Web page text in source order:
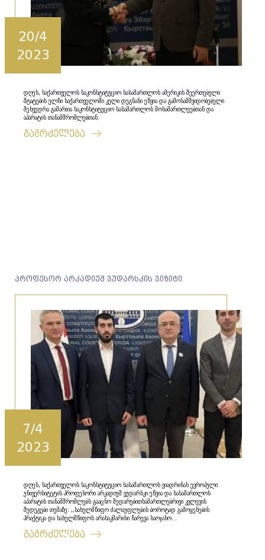
20/4
2023
დღეს, საქართველოს საკონსტიტუციო სასამართლოს ამერიკის შეერთებული
შტატების ელჩი საქართველოში კელი დეგნანი ეწვია და გამოსამშვიდობებელი
შეხვედრა გამართა საკონსტიტუციო სასამართლოს მოსამართლეებთან და
აპარატის თანამშრომლებთან.
გაგრძელება
პროფესორ არკადიუშ ვუდარსკის ვიზიტი
7/4
2023
დღეს, საქართველოს საკონსტიტუციო სასამართლოს ვიადრინას ევროპული
უნივერსიტეტის პროფესორი არკადიუშ ვუდარსკი ეწვია და სასამართლოს
აპარატის თანამშრომლებს გააცნო შედარებითსამართლებრივი კვლევის
შედეგები თემაზე: ,,სახელმწიფო ძალაუფლების ბოროტად გამოყენების
პრაქტიკა და სახელმწიფოს არასაკმარისი ჩარევა საოჯახო...
გაგრძელება